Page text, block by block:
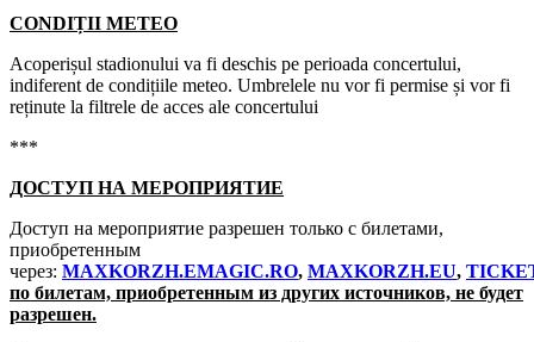
CONDIȚII METEO
Acoperișul stadionului va fi deschis pe perioada concertului,
indiferent de condițiile meteo. Umbrelele nu vor fi permise și vor fi
reținute la filtrele de acces ale concertului
***
ДОСТУП НА МЕРОПРИЯТИЕ
Доступ на мероприятие разрешен только с билетами,
приобретенным
через: MAXKORZH.EMAGIC.RO, MAXKORZH.EU,
по билетам, приобретенным из других источников, не будет
разрешен.